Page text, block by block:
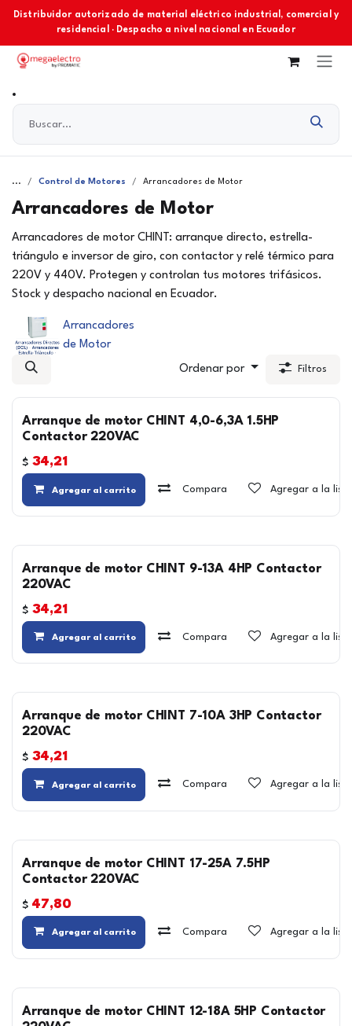
Ir al contenido
Distribuidor autorizado de material eléctrico industrial, comercial y
residencial · Despacho a nivel nacional en Ecuador
... Control de Motores Arrancadores de Motor
Arrancadores de Motor
Arrancadores de motor CHINT: arranque directo, estrella-
triángulo e inversor de giro, con contactor y relé térmico para
220V y 440V. Protegen y controlan tus motores trifásicos.
Stock y despacho nacional en Ecuador.
Arrancadores
de Motor
Ordenar por Filtros
Arranque de motor CHINT 4,0-6,3A 1.5HP
Contactor 220VAC
$ 34,21
Agregar al carrito Compara Agregar a la
Arranque de motor CHINT 9-13A 4HP Contactor
220VAC
$ 34,21
Agregar al carrito Compara Agregar a la
Arranque de motor CHINT 7-10A 3HP Contactor
220VAC
$ 34,21
Agregar al carrito Compara Agregar a la
Arranque de motor CHINT 17-25A 7.5HP
Contactor 220VAC
$ 47,80
Agregar al carrito Compara Agregar a la
Arranque de motor CHINT 12-18A 5HP Contactor